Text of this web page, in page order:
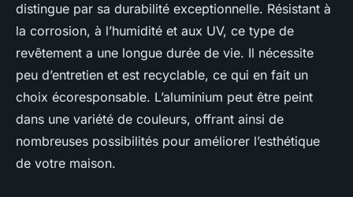
distingue par sa durabilité exceptionnelle. Résistant à
la corrosion, à l’humidité et aux UV, ce type de
revêtement a une longue durée de vie. Il nécessite
peu d’entretien et est recyclable, ce qui en fait un
choix écoresponsable. L’aluminium peut être peint
dans une variété de couleurs, offrant ainsi de
nombreuses possibilités pour améliorer l’esthétique
de votre maison.